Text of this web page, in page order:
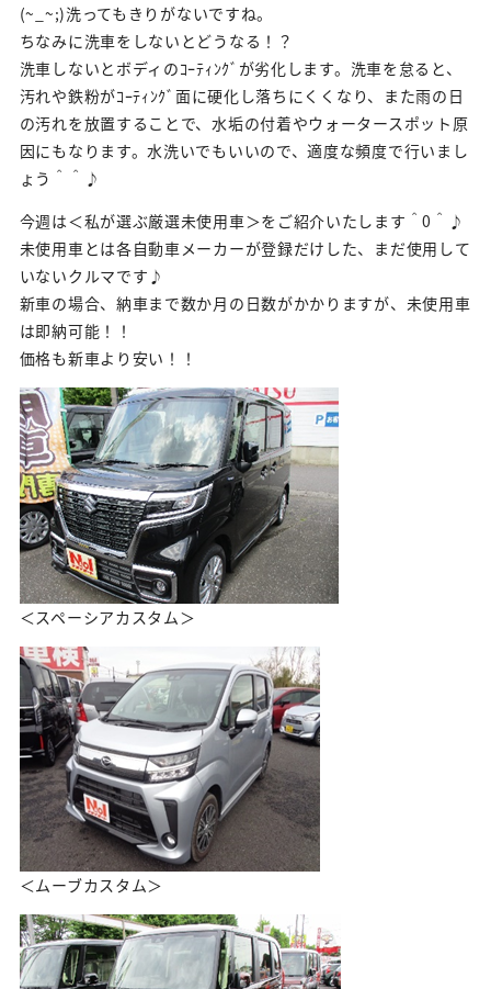
(~_~;)洗ってもきりがないですね。
ちなみに洗車をしないとどうなる！？
洗車しないとボディのｺｰﾃｨﾝｸﾞが劣化します。洗車を怠ると、
汚れや鉄粉がｺｰﾃｨﾝｸﾞ面に硬化し落ちにくくなり、また雨の日
の汚れを放置することで、水垢の付着やウォータースポット原
因にもなります。水洗いでもいいので、適度な頻度で行いまし
ょう＾＾♪
今週は＜私が選ぶ厳選未使用車＞をご紹介いたします＾0＾♪
未使用車とは各自動車メーカーが登録だけした、まだ使用して
いないクルマです♪
新車の場合、納車まで数か月の日数がかかりますが、未使用車
は即納可能！！
価格も新車より安い！！
＜スペーシアカスタム＞
＜ムーブカスタム＞